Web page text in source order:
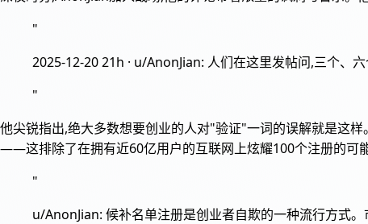
"
2025-12-20 21h · u/AnonJian: 人们在这里发帖问,三个
"
他尖锐指出,绝大多数想要创业的人对"验证"一词的误解就是这
——这排除了在拥有近60亿用户的互联网上炫耀100个注册的可
"
u/AnonJian: 候补名单注册是创业者自欺的一种流行方式